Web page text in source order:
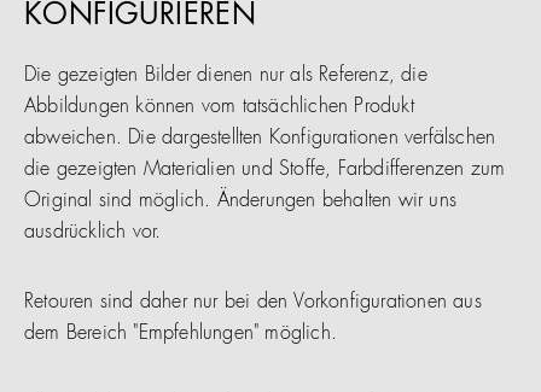
KONFIGURIEREN
Die gezeigten Bilder dienen nur als Referenz, die
Abbildungen können vom tatsächlichen Produkt
abweichen. Die dargestellten Konfigurationen verfälschen
die gezeigten Materialien und Stoffe, Farbdifferenzen zum
Original sind möglich. Änderungen behalten wir uns
ausdrücklich vor.
Retouren sind daher nur bei den Vorkonfigurationen aus
dem Bereich "Empfehlungen" möglich.